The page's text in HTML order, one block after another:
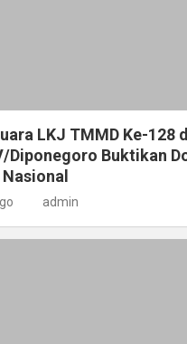
LKJ TMMD Ke-128
Diponegoro Buktikan
admin